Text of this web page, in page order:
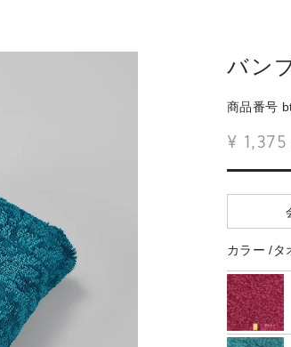
バン
商品番号
¥ 1,375
カラー タ